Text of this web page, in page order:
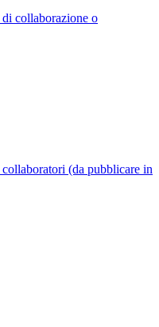
collaborazione o
(da pubblicare in